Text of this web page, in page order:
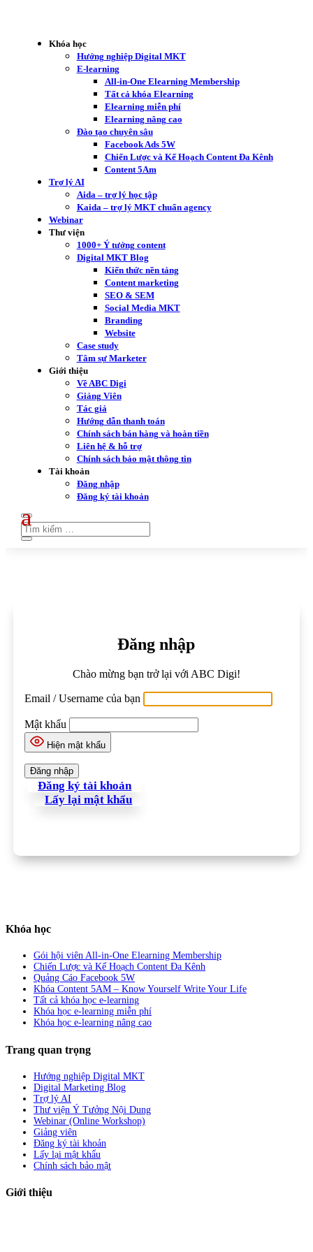
Khóa học
Hướng nghiệp Digital MKT
E-learning
All-in-One Elearning Membership
Tất cả khóa Elearning
Elearning miễn phí
Elearning nâng cao
Đào tạo chuyên sâu
Facebook Ads 5W
Chiến Lược và Kế Hoạch Content Đa Kênh
Content 5Am
Trợ lý AI
Aida – trợ lý học tập
Kaida – trợ lý MKT chuẩn agency
Webinar
Thư viện
1000+ Ý tưởng content
Digital MKT Blog
Kiến thức nền tảng
Content marketing
SEO & SEM
Social Media MKT
Branding
Website
Case study
Tâm sự Marketer
Giới thiệu
Về ABC Digi
Giảng Viên
Tác giả
Hướng dẫn thanh toán
Chính sách bán hàng và hoàn tiền
Liên hệ & hỗ trợ
Chính sách bảo mật thông tin
Tài khoản
Đăng nhập
Đăng ký tài khoản
Đăng nhập
Chào mừng bạn trở lại với ABC Digi!
Email / Username của bạn
Mật khẩu
Hiện mật khẩu
Đăng ký tài khoản
Lấy lại mật khẩu
Khóa học
Gói hội viên All-in-One Elearning Membership
Chiến Lược và Kế Hoạch Content Đa Kênh
Quảng Cáo Facebook 5W
Khóa Content 5AM – Know Yourself Write Your Life
Tất cả khóa học e-learning
Khóa học e-learning miễn phí
Khóa học e-learning nâng cao
Trang quan trọng
Hướng nghiệp Digital MKT
Digital Marketing Blog
Trợ lý AI
Thư viện Ý Tưởng Nội Dung
Webinar (Online Workshop)
Giảng viên
Đăng ký tài khoản
Lấy lại mật khẩu
Chính sách bảo mật
Giới thiệu